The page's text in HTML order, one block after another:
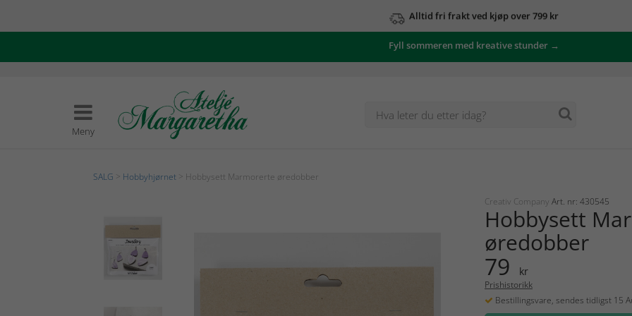
Alltid fri frakt ved kjøp over 799 kr
Fyll sommeren med kreative stunder →
Meny
SALG Hobbyhjørnet > Hobbysett Marmorerte øredobber
Creativ Company Art. nr: 430545
Hobbysett
øredobber
79 kr
Prishistorikk
Bestillingsvare, sendes tidligst 15